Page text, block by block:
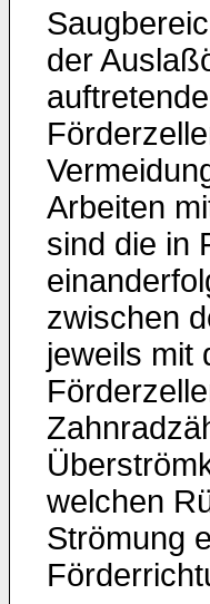
der
Arbeiten
sind die in
zwischen
jeweils mit
welchen
Strömung